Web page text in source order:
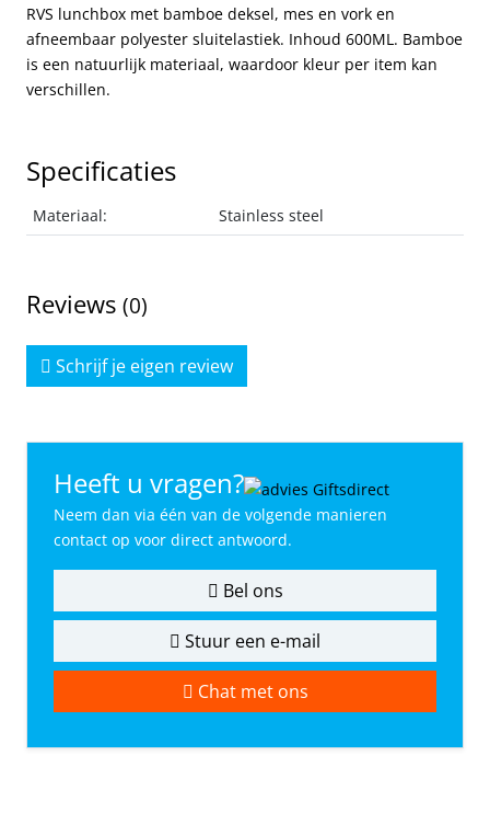
RVS lunchbox met bamboe deksel, mes en vork en
afneembaar polyester sluitelastiek. Inhoud 600ML. Bamboe
is een natuurlijk materiaal, waardoor kleur per item kan
verschillen.
Specificaties
Materiaal: Stainless steel
Reviews (0)
Schrijf je eigen review
Heeft u vragen?
Neem dan via één van de volgende manieren
contact op voor direct antwoord.
Bel ons
Stuur een e-mail
Chat met ons